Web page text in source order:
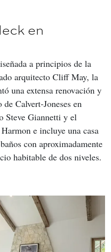
en
a principios de la
arquitecto Cliff May, la
una extensa renovación y
Calvert-Joneses en
Steve Giannetti y el
e incluye una casa
con aproximadamente
habitable de dos niveles.